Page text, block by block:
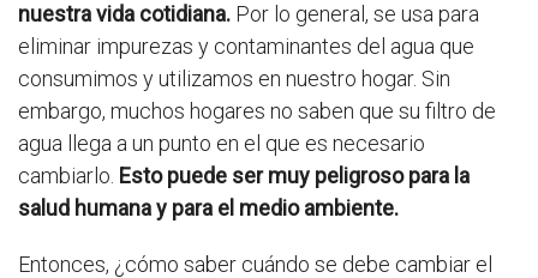
nuestra vida cotidiana. Por lo general, se usa para
eliminar impurezas y contaminantes del agua que
consumimos y utilizamos en nuestro hogar. Sin
embargo, muchos hogares no saben que su filtro de
agua llega a un punto en el que es necesario
cambiarlo. Esto puede ser muy peligroso para la
salud humana y para el medio ambiente.
Entonces, ¿cómo saber cuándo se debe cambiar el